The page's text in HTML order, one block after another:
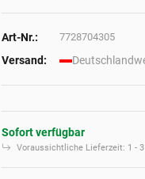
Art-Nr.: 7728704305
Versand:
Sofort verfügbar
Voraussichtliche Lieferzeit: 1 -